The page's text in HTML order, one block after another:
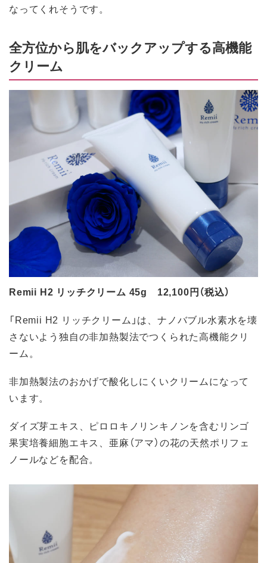
なってくれそうです。
全方位から肌をバックアップする高機能
クリーム
Remii H2 リッチクリーム 45g 12,100円（税込）
「Remii H2 リッチクリーム」は、ナノバブル水素水を壊
さないよう独自の非加熱製法でつくられた高機能クリ
ーム。
非加熱製法のおかげで酸化しにくいクリームになって
います。
ダイズ芽エキス、ピロロキノリンキノンを含むリンゴ
果実培養細胞エキス、亜麻（アマ）の花の天然ポリフェ
ノールなどを配合。